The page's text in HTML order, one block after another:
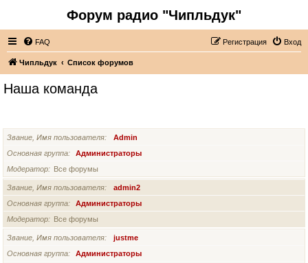
Форум радио "Чипльдук"
FAQ Вход
Регистрация
Чипльдук Список форумов
Наша команда
Звание, Имя пользователя
Admin
Основная группа
Администраторы
Модератор
Все форумы
Звание, Имя пользователя
admin2
Основная группа
Администраторы
Модератор
Все форумы
Звание, Имя пользователя
justme
Основная группа
Администраторы